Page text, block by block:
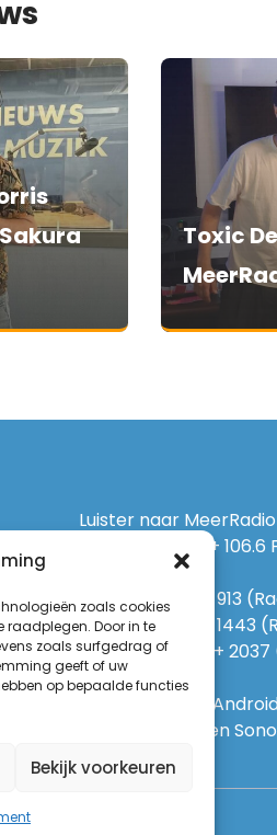
zoals cookies
Door in te
zoals surfgedrag of
geeft of uw
op bepaalde functies
Bekijk voorkeuren
Toxic
Luister naar
Ether: 105.5 FM + 106.6
DAB+ op 5A
Ziggo: 38 (TV) + 913
KPN: 1143 (TV) + 1443
Odido 735 (TV) + 2037
Tune-In
(Google Home,
Apple Carplay en